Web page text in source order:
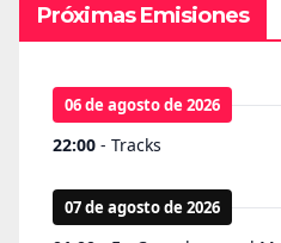
Próximas Emisiones